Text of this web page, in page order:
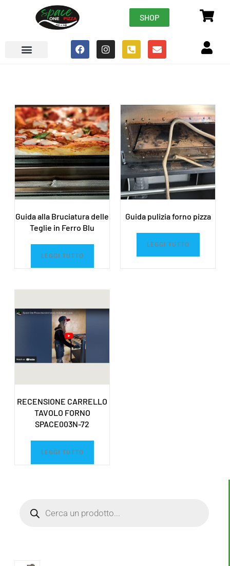
SHOP
Guida alla Bruciatura delle
Teglie in Ferro Blu
LEGGI TUTTO
Guida pulizia forno pizza
LEGGI TUTTO
RECENSIONE CARRELLO
TAVOLO FORNO
SPACE003N-72
LEGGI TUTTO